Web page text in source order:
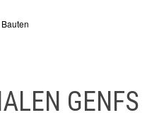
Bauten
GENFS